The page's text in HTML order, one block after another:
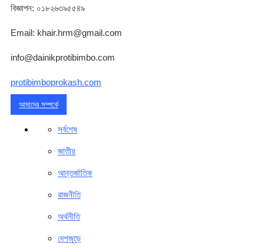
বিজ্ঞাপন: ০১৮২৬৩৯৫৫৪৯
Email: khair.hrm@gmail.com
info@dainikprotibimbo.com
protibimboprokash.com
আমাদের সম্পর্কে
সর্বশেষ
জাতীয়
আন্তর্জাতিক
রাজনীতি
অর্থনীতি
দেশজুড়ে